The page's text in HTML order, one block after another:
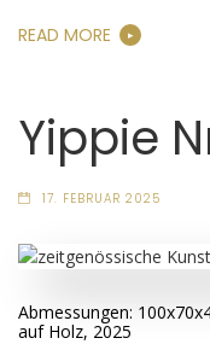
READ MORE
Yippie
17. FEBRUAR 2025
Abmessungen:
auf Holz, 2025